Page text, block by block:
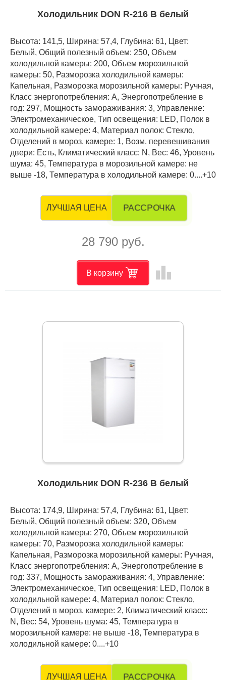
Холодильник DON R-216 B белый
Высота: 141,5, Ширина: 57,4, Глубина: 61, Цвет:
Белый, Общий полезный объем: 250, Объем
холодильной камеры: 200, Объем морозильной
камеры: 50, Разморозка холодильной камеры:
Капельная, Разморозка морозильной камеры: Ручная,
Класс энергопотребления: А, Энергопотребление в
год: 297, Мощность замораживания: 3, Управление:
Электромеханическое, Тип освещения: LED, Полок в
холодильной камере: 4, Материал полок: Стекло,
Отделений в мороз. камере: 1, Возм. перевешивания
двери: Есть, Климатический класс: N, Вес: 46, Уровень
шума: 45, Температура в морозильной камере: не
выше -18, Температура в холодильной камере: 0....+10
ЛУЧШАЯ ЦЕНА РАССРОЧКА
28 790 руб.
В корзину leaderboard
Холодильник DON R-236 B белый
Высота: 174,9, Ширина: 57,4, Глубина: 61, Цвет:
Белый, Общий полезный объем: 320, Объем
холодильной камеры: 270, Объем морозильной
камеры: 70, Разморозка холодильной камеры:
Капельная, Разморозка морозильной камеры: Ручная,
Класс энергопотребления: А, Энергопотребление в
год: 337, Мощность замораживания: 4, Управление:
Электромеханическое, Тип освещения: LED, Полок в
холодильной камере: 4, Материал полок: Стекло,
Отделений в мороз. камере: 2, Климатический класс:
N, Вес: 54, Уровень шума: 45, Температура в
морозильной камере: не выше -18, Температура в
холодильной камере: 0....+10
ЛУЧШАЯ ЦЕНА РАССРОЧКА